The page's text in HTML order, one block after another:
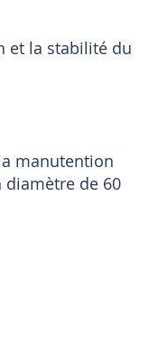
et la stabilité du
manutention
diamètre de 60